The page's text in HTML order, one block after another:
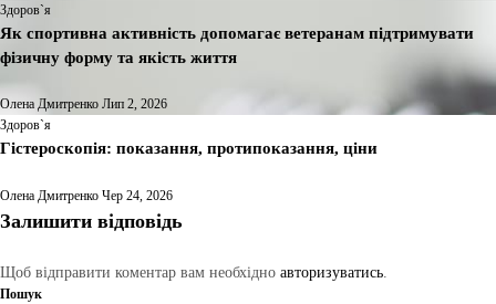
Здоров`я
Як спортивна активність допомагає ветеранам підтримувати
фізичну форму та якість життя
Олена Дмитренко Лип 2, 2026
Здоров`я
Гістероскопія: показання, протипоказання, ціни
Олена Дмитренко Чер 24, 2026
Залишити відповідь
Щоб відправити коментар вам необхідно авторизуватись.
Пошук